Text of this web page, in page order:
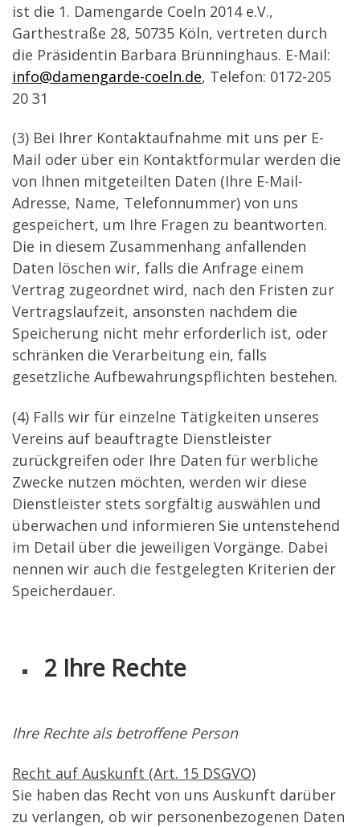
ist die 1. Damengarde Coeln 2014 e.V.,
Garthestraße 28, 50735 Köln, vertreten durch
die Präsidentin Barbara Brünninghaus. E-Mail:
info@damengarde-coeln.de, Telefon: 0172-205
20 31
(3) Bei Ihrer Kontaktaufnahme mit uns per E-
Mail oder über ein Kontaktformular werden die
von Ihnen mitgeteilten Daten (Ihre E-Mail-
Adresse, Name, Telefonnummer) von uns
gespeichert, um Ihre Fragen zu beantworten.
Die in diesem Zusammenhang anfallenden
Daten löschen wir, falls die Anfrage einem
Vertrag zugeordnet wird, nach den Fristen zur
Vertragslaufzeit, ansonsten nachdem die
Speicherung nicht mehr erforderlich ist, oder
schränken die Verarbeitung ein, falls
gesetzliche Aufbewahrungspflichten bestehen.
(4) Falls wir für einzelne Tätigkeiten unseres
Vereins auf beauftragte Dienstleister
zurückgreifen oder Ihre Daten für werbliche
Zwecke nutzen möchten, werden wir diese
Dienstleister stets sorgfältig auswählen und
überwachen und informieren Sie untenstehend
im Detail über die jeweiligen Vorgänge. Dabei
nennen wir auch die festgelegten Kriterien der
Speicherdauer.
2 Ihre Rechte
Ihre Rechte als betroffene Person
Recht auf Auskunft (Art. 15 DSGVO)
Sie haben das Recht von uns Auskunft darüber
zu verlangen, ob wir personenbezogenen Daten